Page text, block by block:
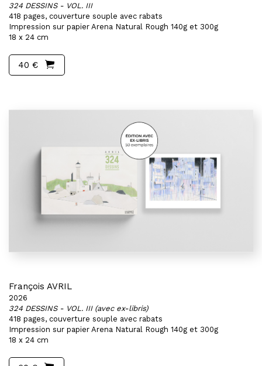
324 DESSINS - VOL. III
418 pages, couverture souple avec rabats
Impression sur papier Arena Natural Rough 140g et 300g
18 x 24 cm
40 €
François AVRIL
2026
324 DESSINS - VOL. III (avec ex-libris)
418 pages, couverture souple avec rabats
Impression sur papier Arena Natural Rough 140g et 300g
18 x 24 cm